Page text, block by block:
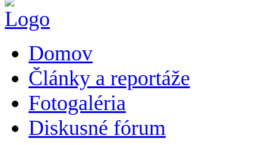
Domov
Články a reportáže
Fotogaléria
Diskusné fórum